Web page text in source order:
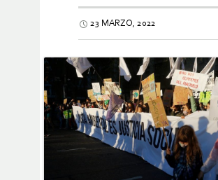
23 MARZO, 2022